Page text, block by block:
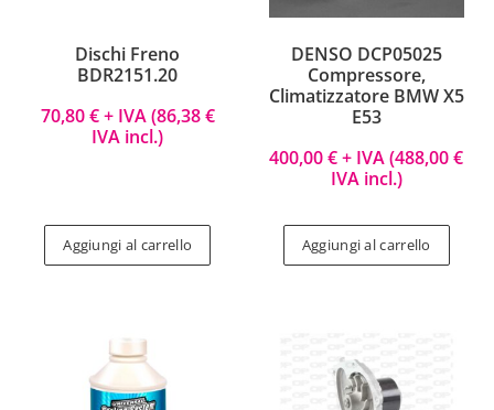
Dischi Freno
BDR2151.20
70,80€+ IVA (86,38€
IVA incl.)
Aggiungi al carrello
DENSO DCP05025
Compressore,
Climatizzatore BMW X5
E53
400,00€+ IVA (488,00€
IVA incl.)
Aggiungi al carrello